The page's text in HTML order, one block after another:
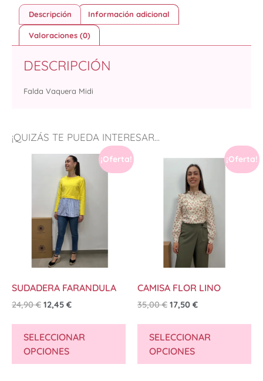
¡QUIZÁS TE PUEDA INTERESAR...
¡Oferta!
SUDADERA FARANDULA
24,90€ 12,45 €
SELECCIONAR
OPCIONES
¡Oferta!
CAMISA FLOR LINO
35,00€ 17,50 €
SELECCIONAR
OPCIONES
Descripción Información adicional
Valoraciones (0)
DESCRIPCIÓN
Falda Vaquera Midi